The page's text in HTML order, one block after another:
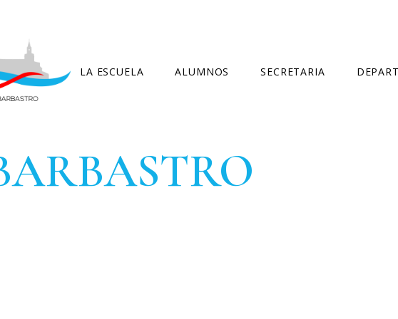
LA ESCUELA
CURSOS IMPARTIDOS
CONSEJO ESCOLAR
ALUMNOS
LIBROS
EXÁMENES
SECRETARIA